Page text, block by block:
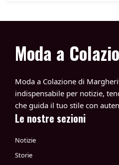
Moda a
Moda a Colazione di
indispensabile per notizie,
che guida il tuo stile con
Le nostre sezioni
Notizie
Storie